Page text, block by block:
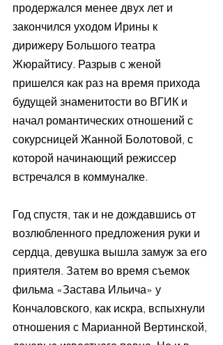
продержался менее двух лет и
закончился уходом Ирины к
дирижеру Большого театра
Жюрайтису. Разрыв с женой
пришелся как раз на время прихода
будущей знаменитости во ВГИК и
начал романтических отношений с
сокурсницей Жанной Болотовой, с
которой начинающий режиссер
встречался в коммуналке.
Год спустя, так и не дождавшись от
возлюбленного предложения руки и
сердца, девушка вышла замуж за его
приятеля. Затем во время съемок
фильма «Застава Ильича» у
Кончаловского, как искра, вспыхнули
отношения с Марианной Вертинской,